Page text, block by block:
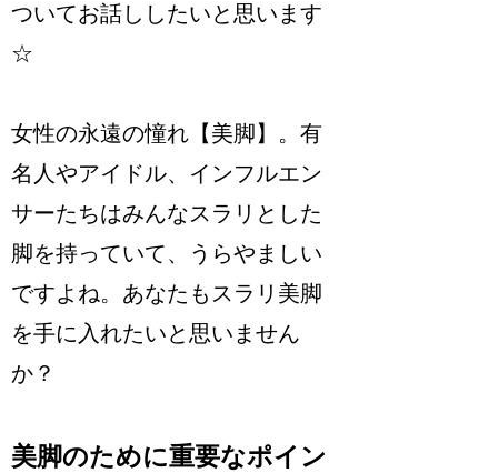
ついてお話ししたいと思います
☆
女性の永遠の憧れ【美脚】。有
名人やアイドル、インフルエン
サーたちはみんなスラリとした
脚を持っていて、うらやましい
ですよね。あなたもスラリ美脚
を手に入れたいと思いません
か？
美脚のために重要なポイン